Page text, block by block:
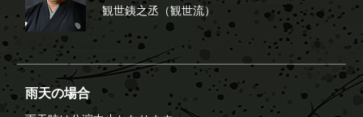
観世銕之丞（観世流）
雨天の場合